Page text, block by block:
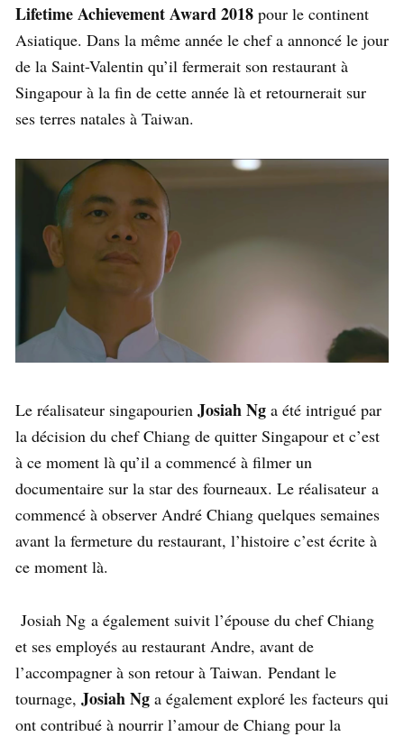
Lifetime Achievement Award 2018 pour le continent
Asiatique. Dans la même année le chef a annoncé le jour
de la Saint-Valentin qu’il fermerait son restaurant à
Singapour à la fin de cette année là et retournerait sur
ses terres natales à Taiwan.
Le réalisateur singapourien Josiah Ng a été intrigué par
la décision du chef Chiang de quitter Singapour et c’est
à ce moment là qu’il a commencé à filmer un
documentaire sur la star des fourneaux. Le réalisateur a
commencé à observer André Chiang quelques semaines
avant la fermeture du restaurant, l’histoire c’est écrite à
ce moment là.
Josiah Ng a également suivit l’épouse du chef Chiang
et ses employés au restaurant Andre, avant de
l’accompagner à son retour à Taiwan. Pendant le
tournage, Josiah Ng a également exploré les facteurs qui
ont contribué à nourrir l’amour de Chiang pour la